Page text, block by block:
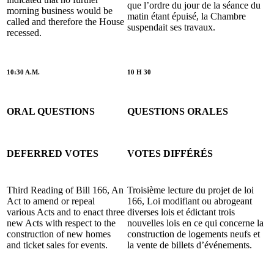
morning business would be
called and therefore the House
recessed.
que l’ordre du jour de la séance du
matin étant épuisé, la Chambre
suspendait ses travaux.
10:30 A.M. 10 H 30
ORAL QUESTIONS QUESTIONS ORALES
DEFERRED VOTES VOTES DIFFÉRÉS
Third Reading of Bill 166, An
Act to amend or repeal
various Acts and to enact three
new Acts with respect to the
construction of new homes
and ticket sales for events.
Troisième lecture du projet de loi
166, Loi modifiant ou abrogeant
diverses lois et édictant trois
nouvelles lois en ce qui concerne la
construction de logements neufs et
la vente de billets d’événements.